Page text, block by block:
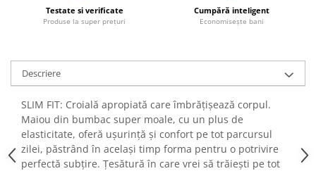
Aparate Racire Aer
Aragaze si cuptoare cu microunde
Electrocasnice pentru Bucatarie
Fiare de calcat si masini de cusut
Ingrijire Locuinta
Purificatoare de aer
Fashion
Bijuterii
Testate si verificate
Produse la super prețuri
Cumpără inteligent
Economisește bani
Descriere
SLIM FIT: Croială apropiată care îmbrățișează corpul.
Maiou din bumbac super moale, cu un plus de
elasticitate, oferă ușurință și confort pe tot parcursul
zilei, păstrând în același timp forma pentru o potrivire
perfectă subțire. Țesătură în care vrei să trăiești pe tot